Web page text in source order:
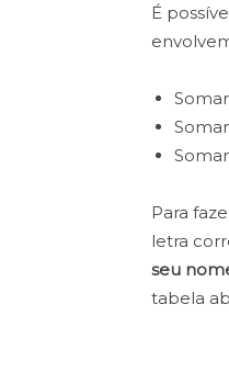
É
Para
letra
seu
tabela